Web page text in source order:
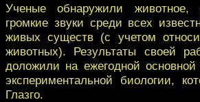
Ученые обнаружили
громкие звуки среди всех
живых существ (с учетом
животных). Результаты своей
доложили на ежегодной
экспериментальной биологии,
Глазго.